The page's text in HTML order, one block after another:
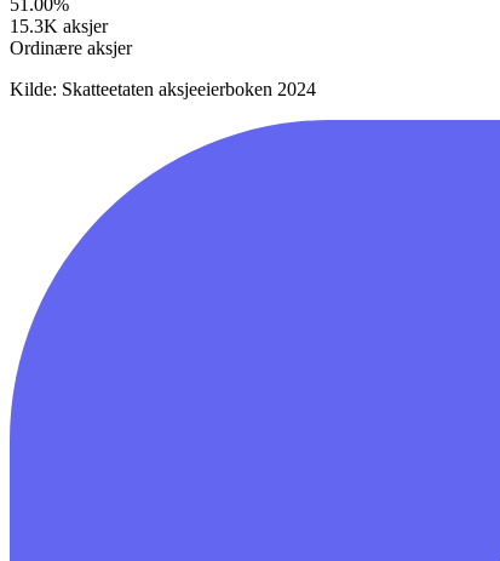
15.3K aksjer
Ordinære aksjer
Kilde: Skatteetaten aksjeeierboken 2024